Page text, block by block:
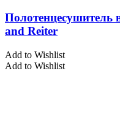
Полотенцесушитель
and Reiter
Add to Wishlist
Add to Wishlist